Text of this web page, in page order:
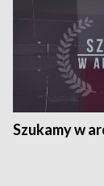
Szukamy w